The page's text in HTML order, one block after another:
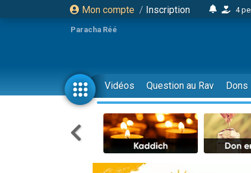
Mon compte / Inscription
4
17
4
Il
23
Eva
4
3
3
Paracha Réé
Vidéos Question au Rav Dons